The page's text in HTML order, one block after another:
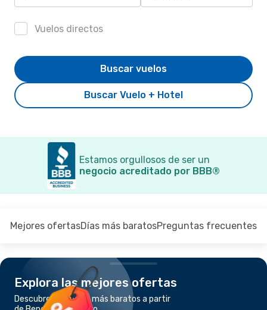
Vuelos directos
Buscar Vuelo + Hotel
Buscar vuelos
Estamos orgullosos de ser un
negocio acreditado por BBB®
Mejores ofertasDías más baratosPreguntas frecuentes
Explora las mejores ofertas
Descubre los vuelos más baratos a partir